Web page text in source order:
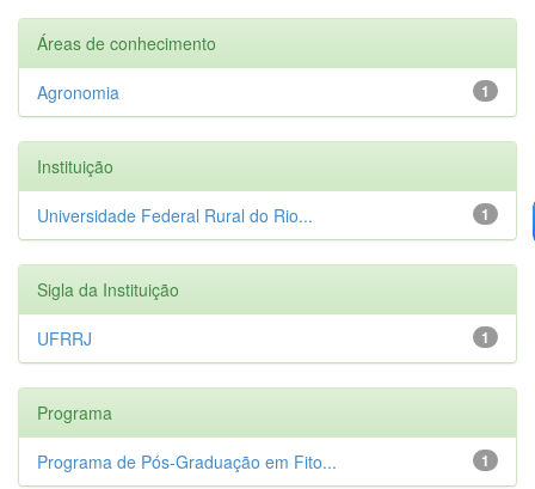
Áreas de conhecimento
1
Agronomia
Instituição
1
Universidade Federal Rural do Rio...
Sigla da Instituição
1
UFRRJ
Programa
1
Programa de Pós-Graduação em Fito...